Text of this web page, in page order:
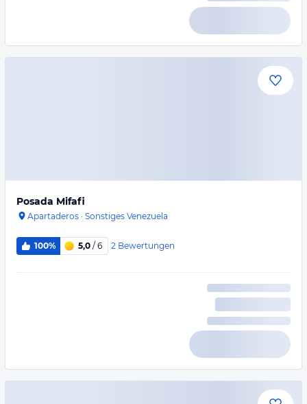
Posada Mifafi
Apartaderos · Sonstiges Venezuela
100% 5,0 / 6 2 Bewertungen